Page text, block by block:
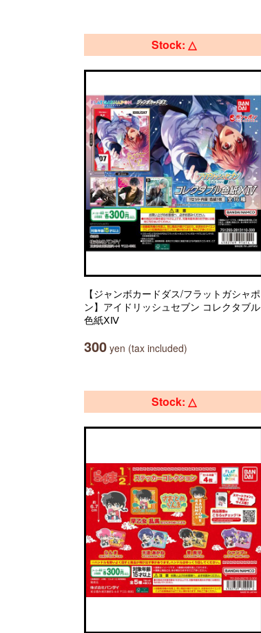
Stock: △
【ジャンボカードダス/フラットガシャポ
ン】アイドリッシュセブン コレクタブル
色紙ⅩⅣ
300 yen (tax included)
Stock: △